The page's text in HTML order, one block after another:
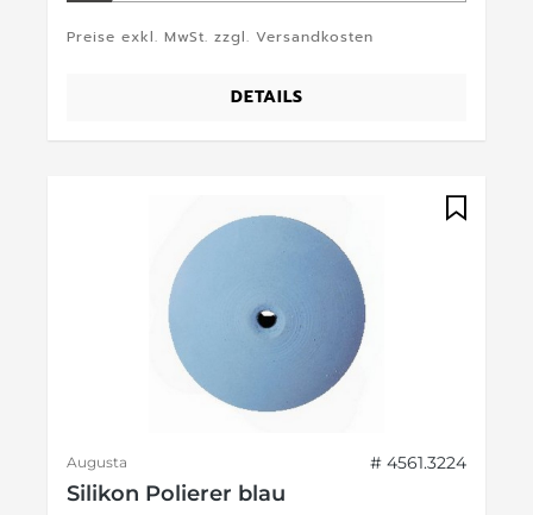
Preise exkl. MwSt. zzgl. Versandkosten
DETAILS
Augusta # 4561.3224
Silikon Polierer blau